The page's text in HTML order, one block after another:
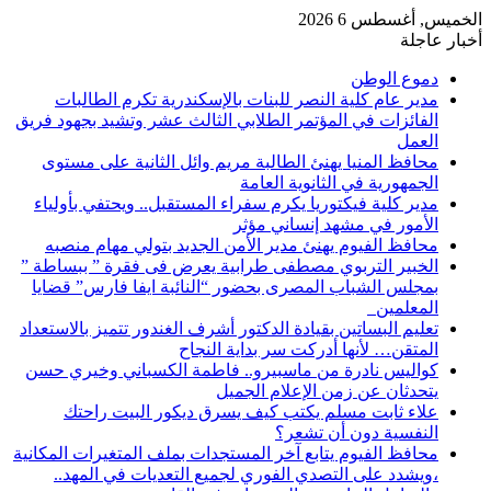
الخميس, أغسطس 6 2026
أخبار عاجلة
دموع الوطن
مدير عام كلية النصر للبنات بالإسكندرية تكرم الطالبات
الفائزات في المؤتمر الطلابي الثالث عشر وتشيد بجهود فريق
العمل
محافظ المنيا يهنئ الطالبة مريم وائل الثانية على مستوى
الجمهورية في الثانوية العامة
مدير كلية فيكتوريا يكرم سفراء المستقبل.. ويحتفي بأولياء
الأمور في مشهد إنساني مؤثر
محافظ الفيوم يهنئ مدير الأمن الجديد بتولي مهام منصبه
الخبير التربوي مصطفى طرابية يعرض فى فقرة ” ببساطة ”
بمجلس الشباب المصرى بحضور “النائبة ايفا فارس” قضايا
المعلمين
تعليم البساتين بقيادة الدكتور أشرف الغندور تتميز بالاستعداد
المتقن… لأنها أدركت سر بداية النجاح
كواليس نادرة من ماسبيرو.. فاطمة الكسباني وخيري حسن
يتحدثان عن زمن الإعلام الجميل
علاء ثابت مسلم يكتب كيف يسرق ديكور البيت راحتك
النفسية دون أن تشعر؟
محافظ الفيوم يتابع آخر المستجدات بملف المتغيرات المكانية
،ويشدد على التصدي الفوري لجميع التعديات في المهد..